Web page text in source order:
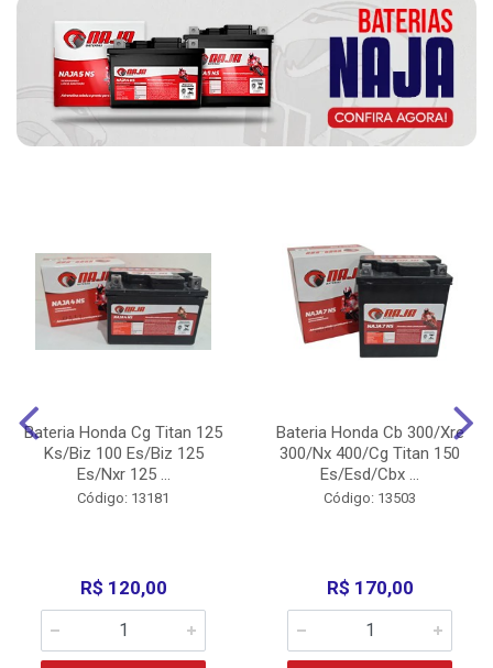
Bateria Honda Cg Titan 125
Ks/Biz 100 Es/Biz 125
Es/Nxr 125 ...
Código: 13181
R$ 120,00
Bateria Honda Cb 300/Xre
300/Nx 400/Cg Titan 150
Es/Esd/Cbx ...
Código: 13503
R$ 170,00